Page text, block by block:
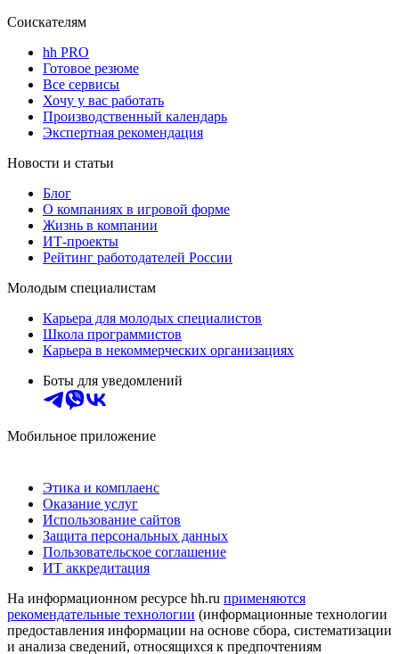
Соискателям
hh PRO
Готовое резюме
Все сервисы
Хочу у вас работать
Производственный календарь
Экспертная рекомендация
Новости и статьи
Блог
О компаниях в игровой форме
Жизнь в компании
ИТ-проекты
Рейтинг работодателей России
Молодым специалистам
Карьера для молодых специалистов
Школа программистов
Карьера в некоммерческих организациях
Боты для уведомлений
Мобильное приложение
Этика и комплаенс
Оказание услуг
Использование сайтов
Защита персональных данных
Пользовательское соглашение
ИТ аккредитация
На информационном ресурсе hh.ru применяются
рекомендательные технологии (информационные технологии
предоставления информации на основе сбора, систематизации
и анализа сведений, относящихся к предпочтениям